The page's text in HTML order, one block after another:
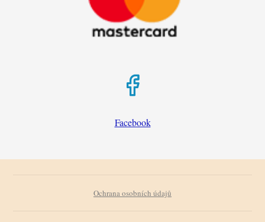
Facebook
Ochrana osobních údajů